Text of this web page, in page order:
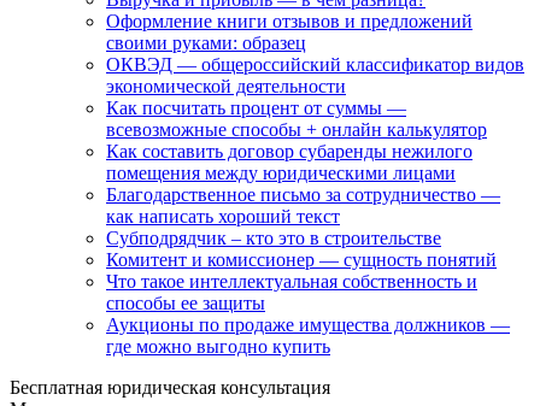
Оформление книги отзывов и предложений
своими руками: образец
ОКВЭД — общероссийский классификатор видов
экономической деятельности
Как посчитать процент от суммы —
всевозможные способы + онлайн калькулятор
Как составить договор субаренды нежилого
помещения между юридическими лицами
Благодарственное письмо за сотрудничество —
как написать хороший текст
Субподрядчик – кто это в строительстве
Комитент и комиссионер — сущность понятий
Что такое интеллектуальная собственность и
способы ее защиты
Аукционы по продаже имущества должников —
где можно выгодно купить
Бесплатная юридическая консультация